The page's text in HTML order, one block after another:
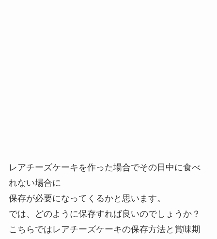
レアチーズケーキを作った場合でその日中に食べ
れない場合に
保存が必要になってくるかと思います。
では、どのように保存すれば良いのでしょうか？
こちらではレアチーズケーキの保存方法と賞味期